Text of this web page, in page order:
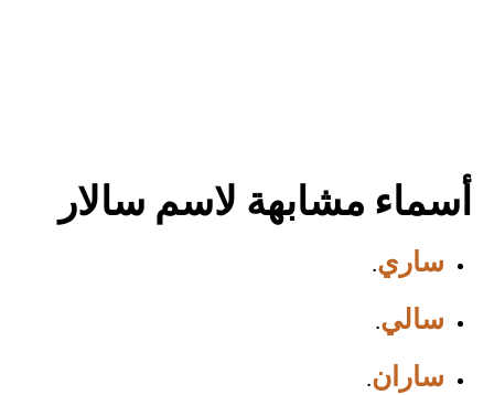
أسماء مشابهة لاسم سالار
ساري.
سالي.
ساران.